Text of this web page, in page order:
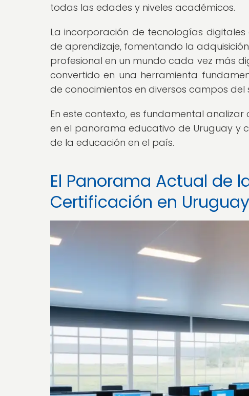
todas las edades y niveles académicos.
La incorporación de tecnologías
de aprendizaje, fomentando la
profesional en un mundo cada vez más
convertido en una herramienta
de conocimientos en diversos campos del
En este contexto, es fundamental
en el panorama educativo de Uruguay y
de la educación en el país.
El Panorama Actual de
Certificación en Uruguay